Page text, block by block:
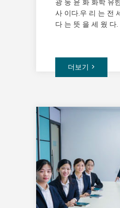
광 둥 윤 화 화학 유
사 이다.우 리 는 전
다 는 뜻 을 세 웠 다.
더보기 >